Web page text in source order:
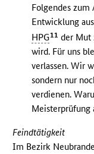
Folgendes zum
Entwicklung
HPG11 der Mut
wird. Für uns
verlassen. Wir
sondern nur
verdienen.
Meisterprüfung
Feindtätigkeit
Im Bezirk